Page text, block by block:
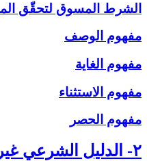
الشرط المسوق لتحقّق
مفهوم الوصف
مفهوم الغاية
مفهوم الاستثناء
مفهوم الحصر
۲- الدليل الشرعي غير اللفظي